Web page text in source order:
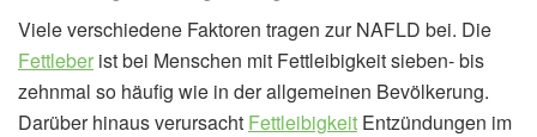
Viele verschiedene Faktoren tragen zur NAFLD bei. Die
Fettleber ist bei Menschen mit Fettleibigkeit sieben- bis
zehnmal so häufig wie in der allgemeinen Bevölkerung.
Darüber hinaus verursacht Fettleibigkeit Entzündungen im